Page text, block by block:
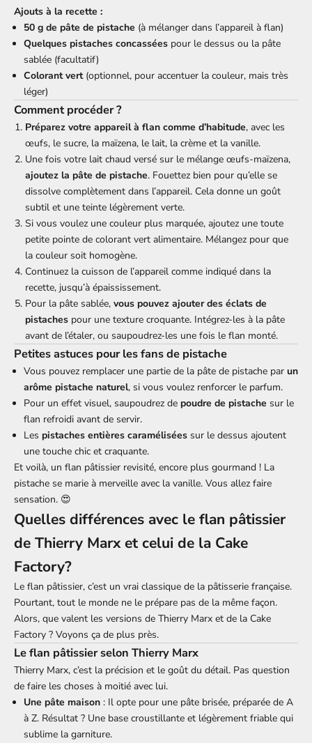
Ajouts à la recette :
50 g de pâte de pistache (à mélanger dans l’appareil à flan)
Quelques pistaches concassées pour le dessus ou la pâte
sablée (facultatif)
Colorant vert(optionnel, pour accentuer la couleur, mais très
léger)
Comment procéder ?
Préparez votre appareil à flan comme d’habitude, avec les
œufs, le sucre, la maïzena, le lait, la crème et la vanille.
Une fois votre lait chaud versé sur le mélange œufs-maïzena,
ajoutez la pâte de pistache. Fouettez bien pour qu’elle se
dissolve complètement dans l’appareil. Cela donne un goût
subtil et une teinte légèrement verte.
Si vous voulez une couleur plus marquée, ajoutez une toute
petite pointe de colorant vert alimentaire. Mélangez pour que
la couleur soit homogène.
Continuez la cuisson de l’appareil comme indiqué dans la
recette, jusqu’à épaississement.
Pour la pâte sablée, vous pouvez ajouter des éclats de
pistaches pour une texture croquante. Intégrez-les à la pâte
avant de l’étaler, ou saupoudrez-les une fois le flan monté.
Petites astuces pour les fans de pistache
Vous pouvez remplacer une partie de la pâte de pistache par un
arôme pistache naturel, si vous voulez renforcer le parfum.
Pour un effet visuel, saupoudrez de poudre de pistache sur le
flan refroidi avant de servir.
Les pistaches entières caramélisées sur le dessus ajoutent
une touche chic et craquante.
Et voilà, un flan pâtissier revisité, encore plus gourmand ! La
pistache se marie à merveille avec la vanille. Vous allez faire
sensation. 😍
Quelles différences avec le flan pâtissier
de Thierry Marx et celui de la Cake
Factory?
Le flan pâtissier, c’est un vrai classique de la pâtisserie française.
Pourtant, tout le monde ne le prépare pas de la même façon.
Alors, que valent les versions de Thierry Marx et de la Cake
Factory ? Voyons ça de plus près.
Le flan pâtissier selon Thierry Marx
Thierry Marx, c’est la précision et le goût du détail. Pas question
de faire les choses à moitié avec lui.
Une pâte maison : Il opte pour une pâte brisée, préparée de A
à Z. Résultat ? Une base croustillante et légèrement friable qui
sublime la garniture.